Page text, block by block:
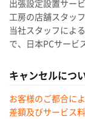
出張設定設置サー
工房の店舗スタッ
当社スタッフによ
で、日本PCサービ
キャンセルにつ
お客様のご都合に
差額及びサービス